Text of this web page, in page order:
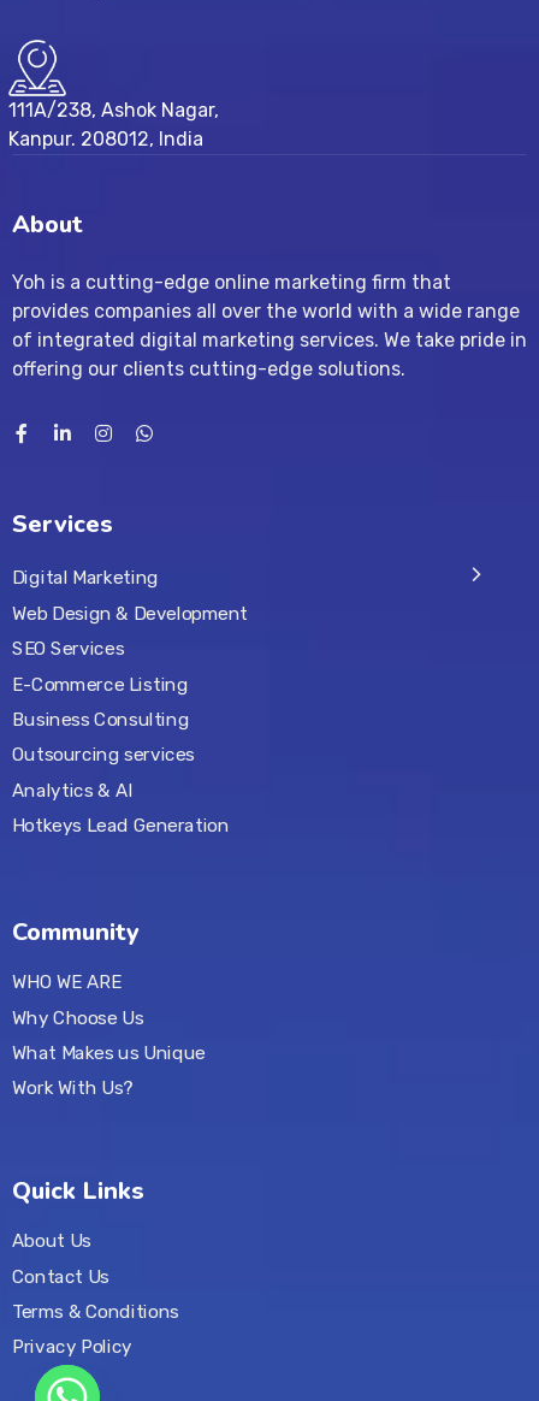
111A/238, Ashok Nagar,
Kanpur. 208012, India
About
Yoh is a cutting-edge online marketing firm that
provides companies all over the world with a wide range
of integrated digital marketing services. We take pride in
offering our clients cutting-edge solutions.
Services
Digital Marketing
Web Design & Development
SEO Services
E-Commerce Listing
Business Consulting
Outsourcing services
Analytics & AI
Hotkeys Lead Generation
Community
WHO WE ARE
Why Choose Us
What Makes us Unique
Work With Us?
Quick Links
About Us
Contact Us
Terms & Conditions
Privacy Policy